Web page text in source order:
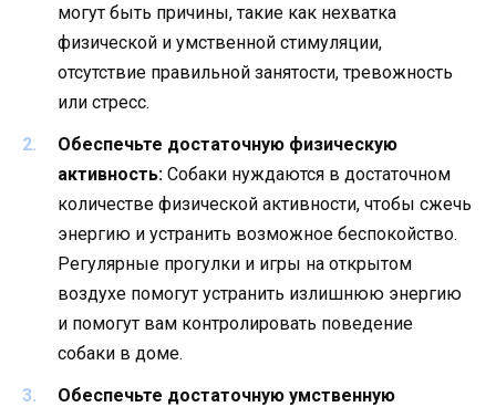
могут быть причины, такие как нехватка
физической и умственной стимуляции,
отсутствие правильной занятости, тревожность
или стресс.
Обеспечьте достаточную физическую
активность: Собаки нуждаются в достаточном
количестве физической активности, чтобы сжечь
энергию и устранить возможное беспокойство.
Регулярные прогулки и игры на открытом
воздухе помогут устранить излишнюю энергию
и помогут вам контролировать поведение
собаки в доме.
Обеспечьте достаточную умственную